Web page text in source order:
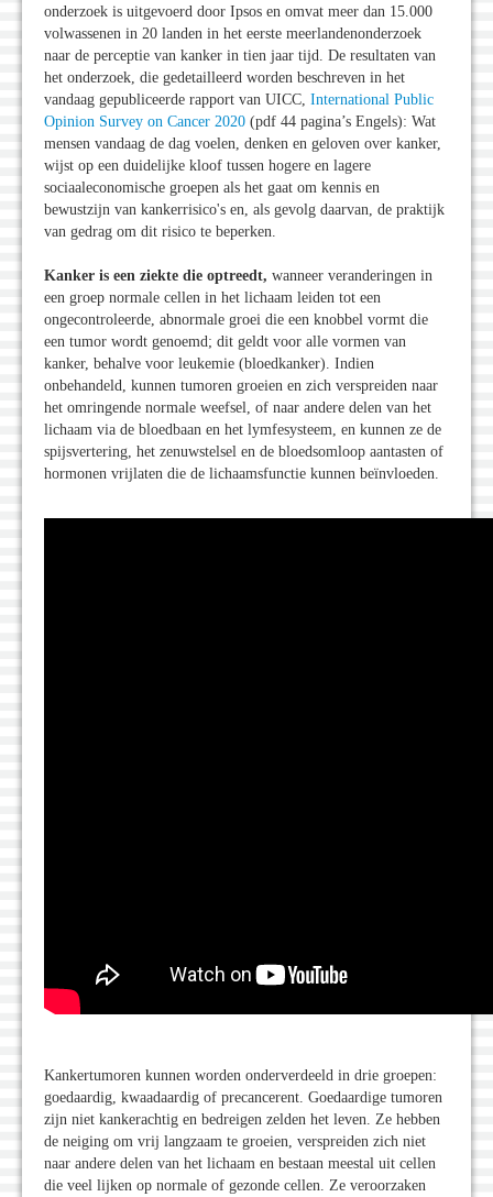
onderzoek is uitgevoerd door Ipsos en omvat meer dan 15.000
volwassenen in 20 landen in het eerste meerlandenonderzoek
naar de perceptie van kanker in tien jaar tijd. De resultaten van
het onderzoek, die gedetailleerd worden beschreven in het
vandaag gepubliceerde rapport van UICC, International Public
Opinion Survey on Cancer 2020 (pdf 44 pagina’s Engels): Wat
mensen vandaag de dag voelen, denken en geloven over kanker,
wijst op een duidelijke kloof tussen hogere en lagere
sociaaleconomische groepen als het gaat om kennis en
bewustzijn van kankerrisico's en, als gevolg daarvan, de praktijk
van gedrag om dit risico te beperken.
Kanker is een ziekte die optreedt, wanneer veranderingen in
een groep normale cellen in het lichaam leiden tot een
ongecontroleerde, abnormale groei die een knobbel vormt die
een tumor wordt genoemd; dit geldt voor alle vormen van
kanker, behalve voor leukemie (bloedkanker). Indien
onbehandeld, kunnen tumoren groeien en zich verspreiden naar
het omringende normale weefsel, of naar andere delen van het
lichaam via de bloedbaan en het lymfesysteem, en kunnen ze de
spijsvertering, het zenuwstelsel en de bloedsomloop aantasten of
hormonen vrijlaten die de lichaamsfunctie kunnen beïnvloeden.
Kankertumoren kunnen worden onderverdeeld in drie groepen:
goedaardig, kwaadaardig of precancerent. Goedaardige tumoren
zijn niet kankerachtig en bedreigen zelden het leven. Ze hebben
de neiging om vrij langzaam te groeien, verspreiden zich niet
naar andere delen van het lichaam en bestaan meestal uit cellen
die veel lijken op normale of gezonde cellen. Ze veroorzaken